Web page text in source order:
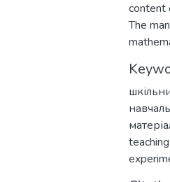
content
The